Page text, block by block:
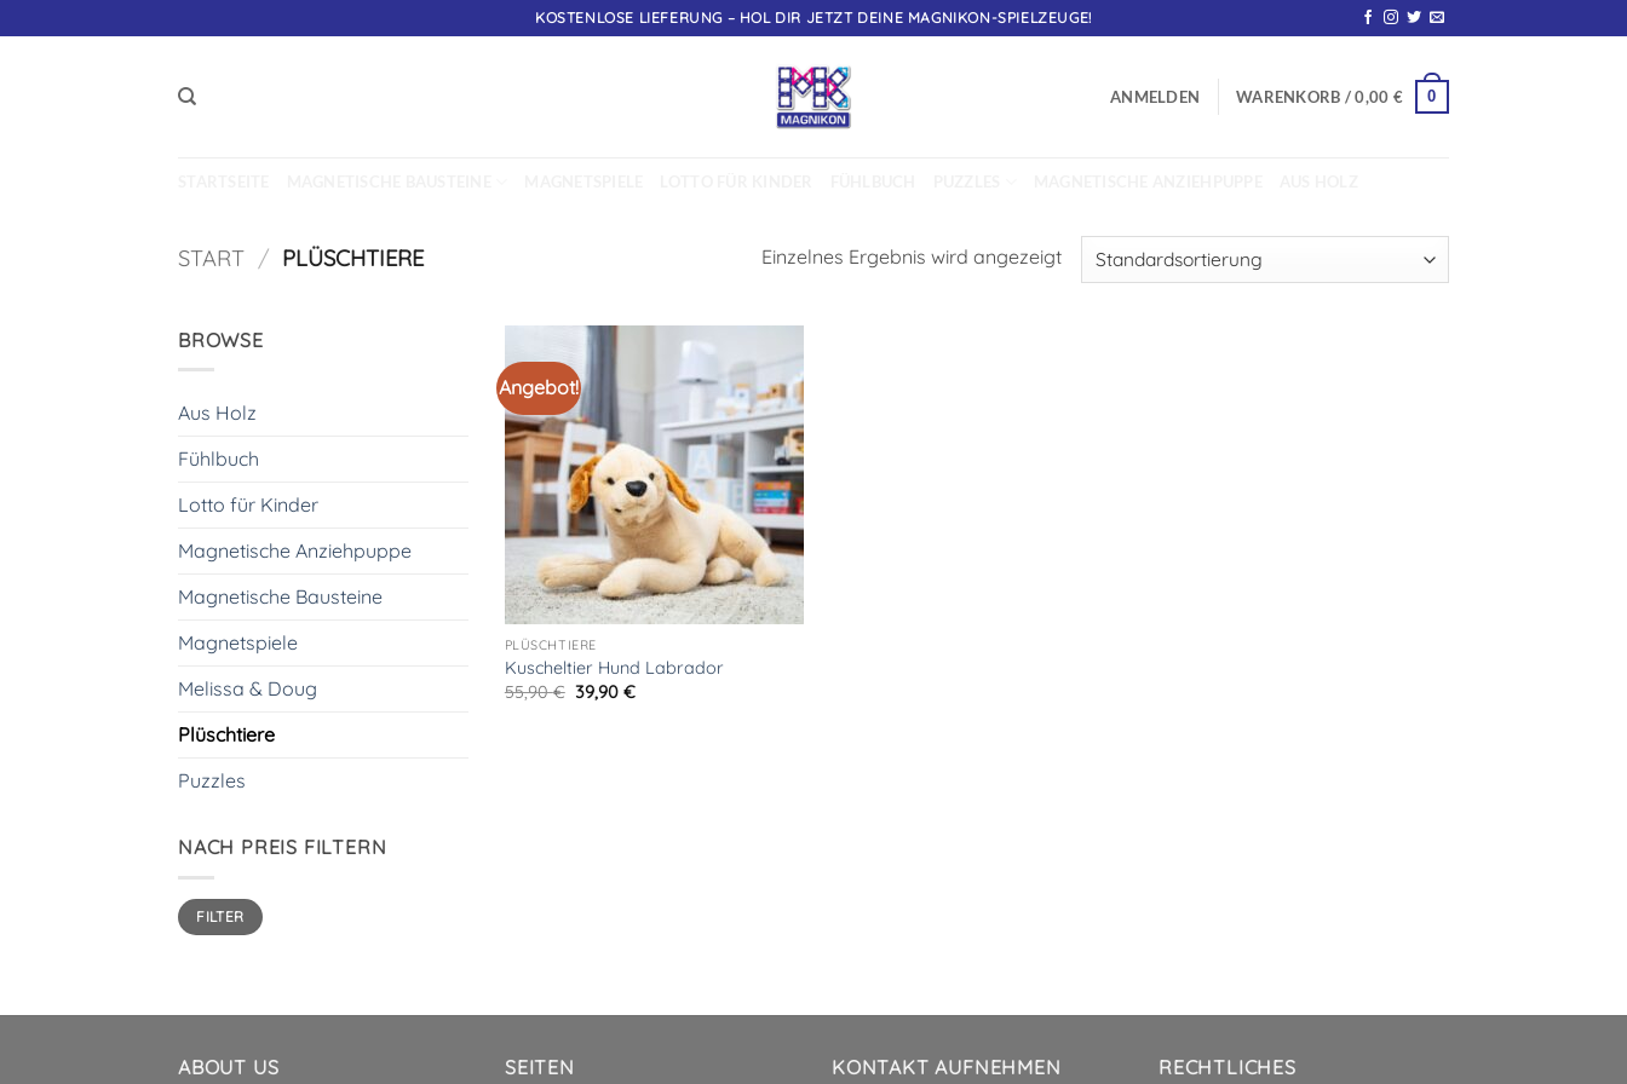
Inhalt
KOSTENLOSE LIEFERUNG – HOL DIR JETZT DEINE MAGNIKON-SPIELZEUGE!
ANMELDEN WARENKORB /0,00 € 0
START / PLÜSCHTIERE Einzelnes Ergebnis wird angezeigt
BROWSE
Aus Holz
Fühlbuch
Lotto für Kinder
Magnetische Anziehpuppe
Magnetische Bausteine
Magnetspiele
Melissa & Doug
Plüschtiere
Puzzles
NACH PREIS FILTERN
Min.
Preis
Max.
PreisFILTER
Angebot!
PLÜSCHTIERE
Kuscheltier Hund Labrador
55,90€ Ursprünglicher
Preis
39,90€Aktueller
ABOUT US SEITEN KONTAKT AUFNEHMEN RECHTLICHES